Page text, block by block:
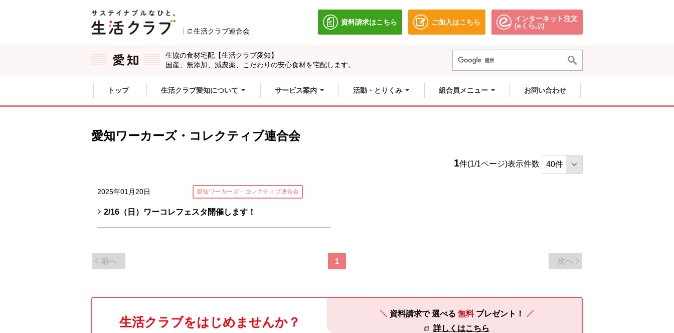
生活クラブ連合会 別のウィンドウで開きます。
資料請求はこちら
別のウィンドウで開きます。ご加入はこちら
別のウィンドウで開きます。
インターネット注文
(eくらぶ)別のウィンドウで開きます。
生協の食材宅配【生活クラブ愛知】
国産、無添加、減農薬、こだわりの安心食材を宅配します。
ここからサイト内共通メニューです。
サイト内共通メニューをスキップする
トップ 生活クラブ愛知について サービス案内 活動・とりくみ 組合員メニュー お問い合わせ
愛知ワーカーズ・コレクティブ連合会
1件(1/1ページ)表示件数
2025年01月20日 愛知ワーカーズ・コレクティブ連合会
2/16（日）ワーコレフェスタ開催します！
前へ 1 次へ
生活クラブをはじめませんか？
資料請求で選べる無料 プレゼント！
詳しくはこちら